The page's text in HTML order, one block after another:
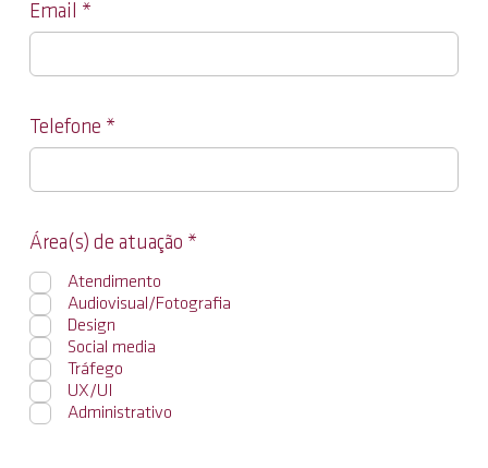
Email
Telefone
Área(s) de atuação *O
i
Atendimento
Audiovisual/Fotografia
Design
Social media
Tráfego
UX/UI
Administrativo